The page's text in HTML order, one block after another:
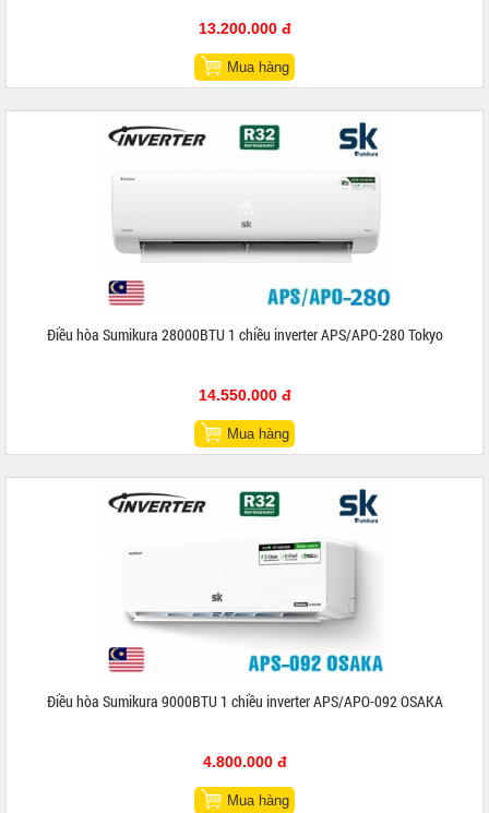
13.200.000 đ
Mua hàng
Điều hòa Sumikura 28000BTU 1 chiều inverter APS/APO-280 Tokyo
14.550.000 đ
Mua hàng
Điều hòa Sumikura 9000BTU 1 chiều inverter APS/APO-092 OSAKA
4.800.000 đ
Mua hàng